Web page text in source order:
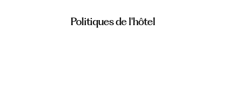
Politiques de l'hôtel